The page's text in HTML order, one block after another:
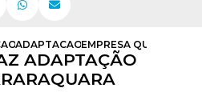
VEICULAR
ADAPTACAO VEICULAR PARA
EMPRESA QUE FAZ
ADAPTAÇÃO